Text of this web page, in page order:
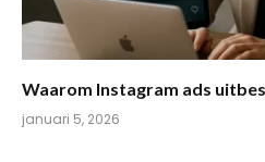
Waarom Instagram ads
januari 5, 2026